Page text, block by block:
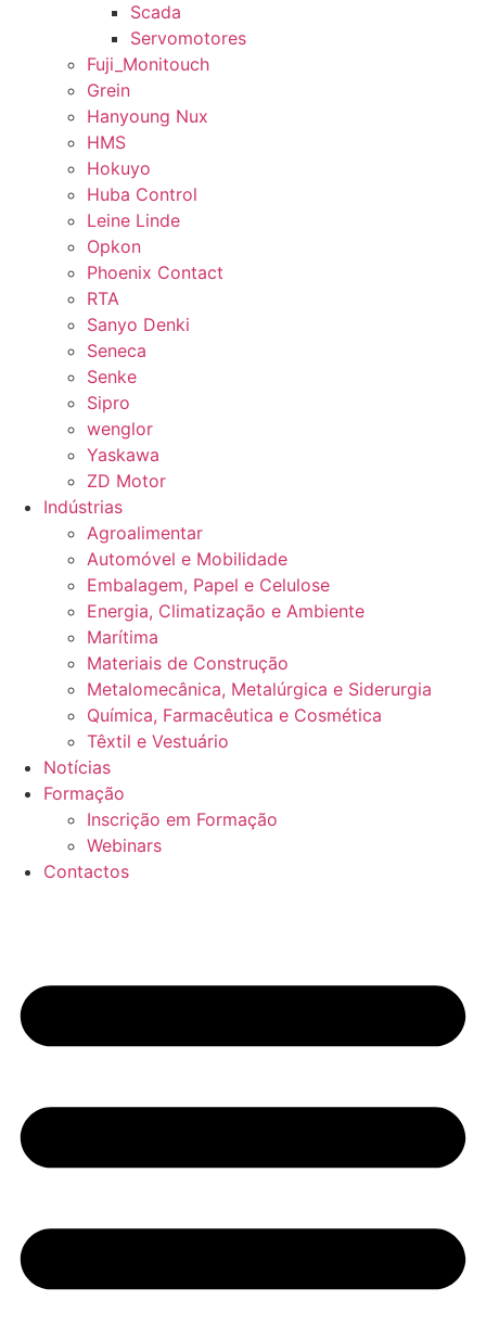
Scada
Servomotores
Fuji_Monitouch
Grein
Hanyoung Nux
HMS
Hokuyo
Huba Control
Leine Linde
Opkon
Phoenix Contact
RTA
Sanyo Denki
Seneca
Senke
Sipro
wenglor
Yaskawa
ZD Motor
Indústrias
Agroalimentar
Automóvel e Mobilidade
Embalagem, Papel e Celulose
Energia, Climatização e Ambiente
Marítima
Materiais de Construção
Metalomecânica, Metalúrgica e Siderurgia
Química, Farmacêutica e Cosmética
Têxtil e Vestuário
Notícias
Formação
Inscrição em Formação
Webinars
Contactos